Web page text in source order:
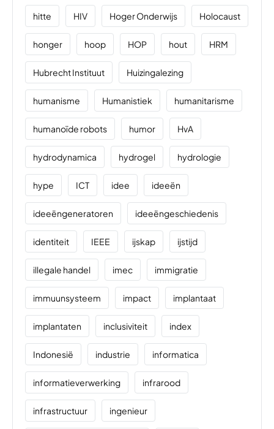
hitte HIV Hoger Onderwijs Holocaust
honger hoop HOP hout HRM
Hubrecht Instituut Huizingalezing
humanisme Humanistiek humanitarisme
humanoïde robots humor HvA
hydrodynamica hydrogel hydrologie
hype ICT idee ideeën
ideeëngeneratoren ideeëngeschiedenis
identiteit IEEE ijskap ijstijd
illegale handel imec immigratie
immuunsysteem impact implantaat
implantaten inclusiviteit index
Indonesië industrie informatica
informatieverwerking infrarood
infrastructuur ingenieur